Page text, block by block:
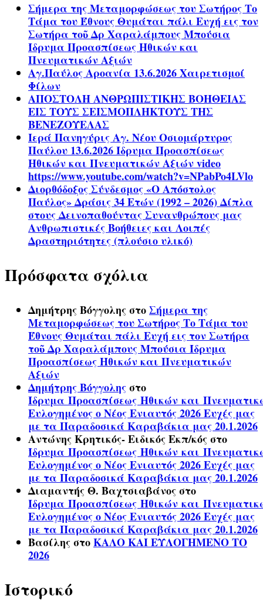
Σήμερα της Μεταμορφώσεως του Σωτήρος Το
Τάμα του Έθνους Θυμάται πάλι Ευχή εις τον
Σωτήρα τοῦ Δρ Χαραλάμπους Μπούσια
Ίδρυμα Προασπίσεως Ηθικών και
Πνευματικών Αξιών
Αγ.Παύλος Αροανία 13.6.2026 Χαιρετισμοί
Φίλων
ΑΠΟΣΤΟΛΗ ΑΝΘΡΩΠΙΣΤΙΚΗΣ ΒΟΗΘΕΙΑΣ
ΕΙΣ ΤΟΥΣ ΣΕΙΣΜΟΠΛΗΚΤΟΥΣ ΤΗΣ
ΒΕΝΕΖΟΥΕΛΑΣ
Ιερά Πανηγύρις Αγ. Νέου Οσιομάρτυρος
Παύλου 13.6.2026 Ίδρυμα Προασπίσεως
Ηθικών και Πνευματικών Αξιών video
https://www.youtube.com/watch?v=NPabPo4LVlo
Διορθόδοξος Σύνδεσμος «Ο Απόστολος
Παύλος» Δράσις 34 Ετών (1992 – 2026) Δίπλα
στους Δεινοπαθούντας Συνανθρώπους μας
Ανθρωπιστικές Βοήθειες και Λοιπές
Δραστηριότητες (πλούσιο υλικό)
Πρόσφατα σχόλια
Δημήτρης ΒόγγοληςστοΣήμερα της
Μεταμορφώσεως του Σωτήρος Το Τάμα του
Έθνους Θυμάται πάλι Ευχή εις τον Σωτήρα
τοῦ Δρ Χαραλάμπους Μπούσια Ίδρυμα
Προασπίσεως Ηθικών και Πνευματικών
Αξιών
Δημήτρης Βόγγοληςστο
Ίδρυμα Προασπίσεως Ηθικών και
Ευλογημένος ο Νέος Ενιαυτός 2026 Ευχές μας
με τα Παραδοσικά Καραβάκια μας 20.1.2026
Αντώνης Κρητικός- Ειδικός Εκπ/κόςστο
Ίδρυμα Προασπίσεως Ηθικών και
Ευλογημένος ο Νέος Ενιαυτός 2026 Ευχές μας
με τα Παραδοσικά Καραβάκια μας 20.1.2026
Διαμαντής Θ. Βαχτσιαβάνοςστο
Ίδρυμα Προασπίσεως Ηθικών και
Ευλογημένος ο Νέος Ενιαυτός 2026 Ευχές μας
με τα Παραδοσικά Καραβάκια μας 20.1.2026
ΒασίληςστοΚΑΛΟ ΚΑΙ ΕΥΛΟΓΗΜΕΝΟ ΤΟ
2026
Ιστορικό